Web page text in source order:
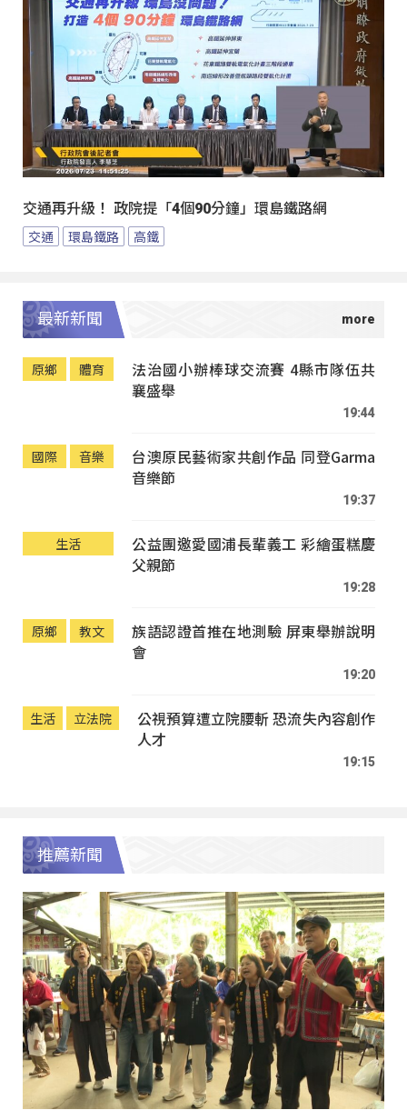
交通再升級！ 政院提「4個90分鐘」環島鐵路網
交通 環島鐵路 高鐵
最新新聞
原鄉 體育
法治國小辦棒球交流賽 4縣市隊伍共
襄盛舉
19:44
國際 音樂
台澳原民藝術家共創作品 同登Garma
音樂節
19:37
生活
公益團邀愛國浦長輩義工 彩繪蛋糕慶
父親節
19:28
原鄉 教文
族語認證首推在地測驗 屏東舉辦說明
會
19:20
生活 立法院
公視預算遭立院腰斬 恐流失內容創作
人才
19:15
推薦新聞